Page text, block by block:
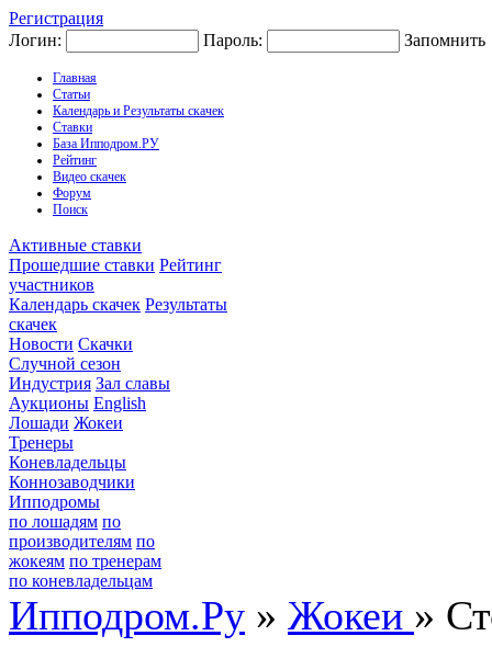
Регистрация
Логин:
Пароль: Запомнить
Главная
Статьи
Календарь и Результаты скачек
Ставки
База Ипподром.РУ
Рейтинг
Видео скачек
Форум
Поиск
Активные ставки
Прошедшие ставки Рейтинг
участников
Календарь скачек Результаты
скачек
Новости Скачки
Случной сезон
Индустрия Зал славы
Аукционы English
Лошади Жокеи
Тренеры
Коневладельцы
Коннозаводчики
Ипподромы
по лошадям по
производителям по
жокеям по тренерам
по коневладельцам
Ипподром.Ру » Жокеи »